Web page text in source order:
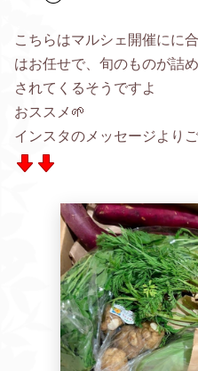
こちらはマルシェ開催にに
はお任せで、旬のものが詰
されてくるそうですよ
おススメ🌱
インスタのメッセージより